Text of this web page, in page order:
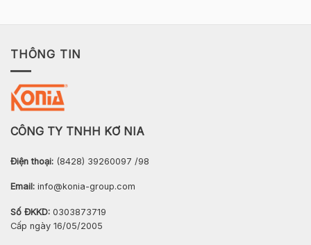
THÔNG TIN
CÔNG TY TNHH KƠ NIA
Điện thoại: (8428) 39260097 /98
Email: info@konia-group.com
Số ĐKKD: 0303873719
Cấp ngày 16/05/2005